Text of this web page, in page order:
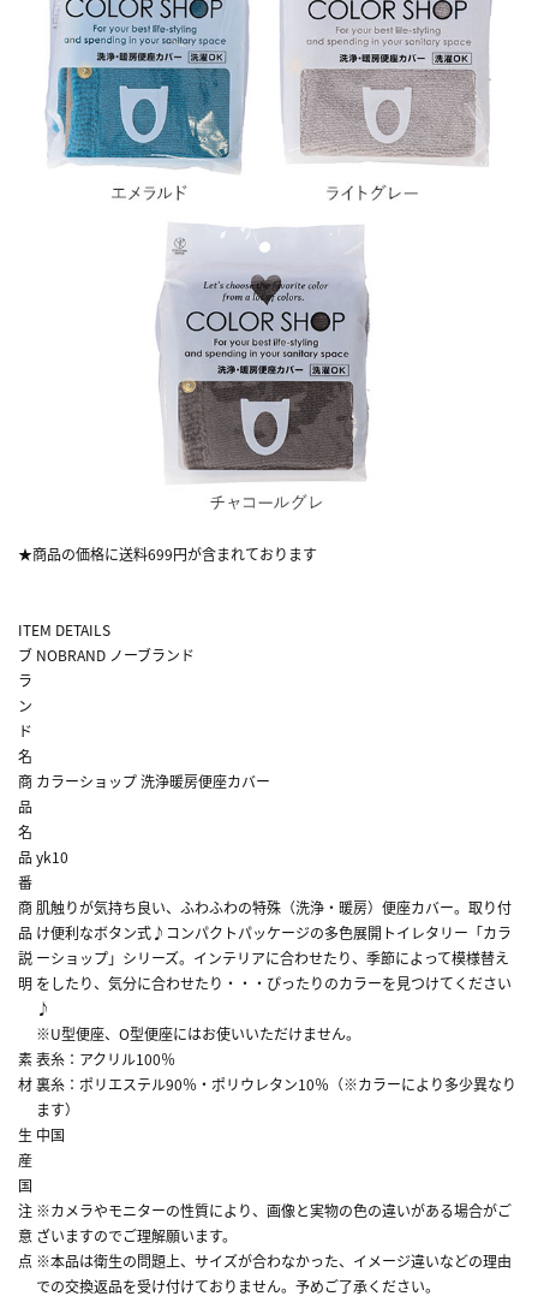
★商品の価格に送料699円が含まれております
ITEM DETAILS
ブ
ラ
ン
ド
名
NOBRAND ノーブランド
商
品
名
カラーショップ 洗浄暖房便座カバー
品
番
yk10
商
品
説
明
肌触りが気持ち良い、ふわふわの特殊（洗浄・暖房）便座カバー。取り付
け便利なボタン式♪コンパクトパッケージの多色展開トイレタリー「カラ
ーショップ」シリーズ。インテリアに合わせたり、季節によって模様替え
をしたり、気分に合わせたり・・・ぴったりのカラーを見つけてください
♪
※U型便座、O型便座にはお使いいただけません。
素
材
表糸：アクリル100％
裏糸：ポリエステル90％・ポリウレタン10％（※カラーにより多少異なり
ます）
生
産
国
中国
注
意
点
※カメラやモニターの性質により、画像と実物の色の違いがある場合がご
ざいますのでご理解願います。
※本品は衛生の問題上、サイズが合わなかった、イメージ違いなどの理由
での交換返品を受け付けておりません。予めご了承ください。